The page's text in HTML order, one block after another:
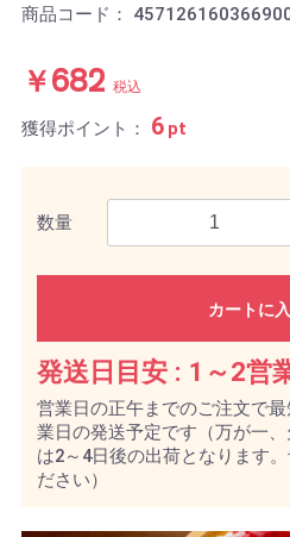
商品コード：
￥682 税込
獲得ポイント： 6 pt
数量
カートに
発送日目安 : 1～2営
営業日の正午までのご注文で
業日の発送予定です（万が一
は2～4日後の出荷となります。
ださい）